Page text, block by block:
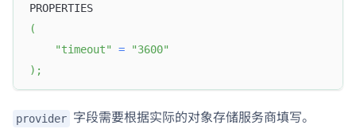
PROPERTIES
(
"timeout"
=
"3600"
) ;
provider 字段需要根据实际的对象存储服务商填写。